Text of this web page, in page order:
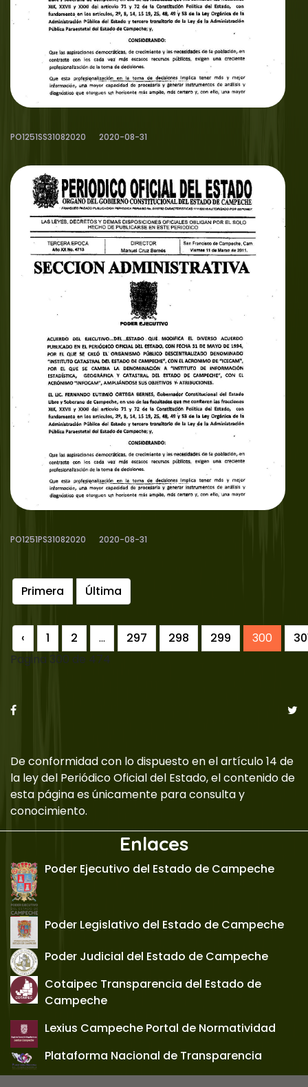
PO1251SS31082020 2020-08-31
PO1251PS31082020 2020-08-31
Primera Última
‹ 1 2 ... 297 298 299 300
Pagina 300 de 474
De conformidad con lo dispuesto en el artículo 14 de
la ley del Periódico Oficial del Estado, el contenido de
esta página es únicamente para consulta y
conocimiento.
Enlaces
Poder Ejecutivo del Estado de Campeche
Poder Legislativo del Estado de Campeche
Poder Judicial del Estado de Campeche
Cotaipec Transparencia del Estado de
Campeche
Lexius Campeche Portal de Normatividad
Plataforma Nacional de Transparencia